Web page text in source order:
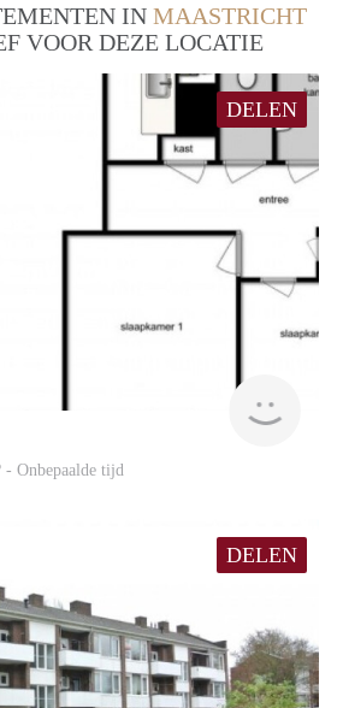
IN MAASTRICHT
VOOR DEZE LOCATIE
DELEN
- Onbepaalde tijd
DELEN